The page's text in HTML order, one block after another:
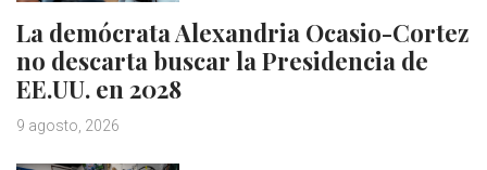
La demócrata Alexandria Ocasio-Cortez
no descarta buscar la Presidencia de
EE.UU. en 2028
9 agosto, 2026